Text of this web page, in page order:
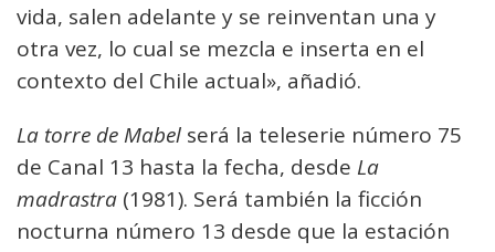
vida, salen adelante y se reinventan una y
otra vez, lo cual se mezcla e inserta en el
contexto del Chile actual», añadió.
La torre de Mabel será la teleserie número 75
de Canal 13 hasta la fecha, desde La
madrastra (1981). Será también la ficción
nocturna número 13 desde que la estación